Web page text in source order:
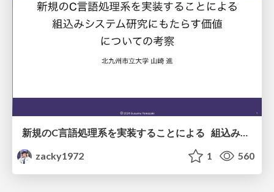
新規のC言語処理系を実装することによる 組込みシステム研究にもたらす価値 についての考察
zacky1972
1 560